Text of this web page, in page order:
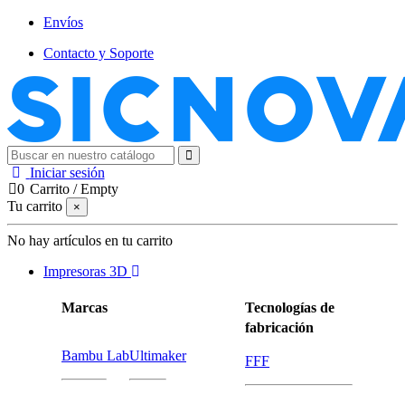
Envíos
Contacto y Soporte
Iniciar sesión
0 Carrito /Empty
Tu carrito
×
No hay artículos en tu carrito
Impresoras 3D
Marcas
Bambu LabUltimaker
Tecnologías de
fabricación
FFF